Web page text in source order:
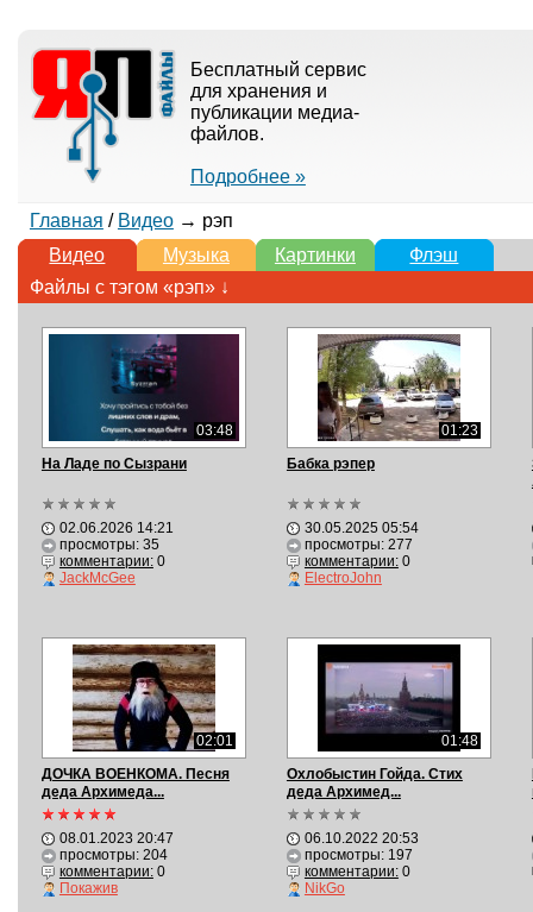
Бесплатный сервис
для хранения и
публикации медиа-
файлов.
Подробнее »
Главная / Видео→ рэп
Видео
Музыка Картинки
Флэш
Файлы с тэгом «рэп» ↓
03:48
На Ладе по Сызрани
02.06.2026 14:21
просмотры: 35
комментарии:0
JackMcGee
01:23
Бабка рэпер
30.05.2025 05:54
просмотры: 277
комментарии:0
ElectroJohn
02:01
ДОЧКА ВОЕНКОМА. Песня
деда Архимеда...
08.01.2023 20:47
просмотры: 204
комментарии:0
Покажив
01:48
Охлобыстин Гойда. Стих
деда Архимед...
06.10.2022 20:53
просмотры: 197
комментарии:0
NikGo